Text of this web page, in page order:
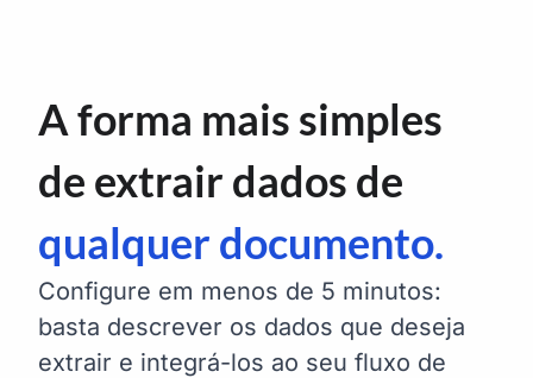
A forma mais simples
de extrair dados de
qualquer documento.
Configure em menos de 5 minutos:
basta descrever os dados que deseja
extrair e integrá-los ao seu fluxo de